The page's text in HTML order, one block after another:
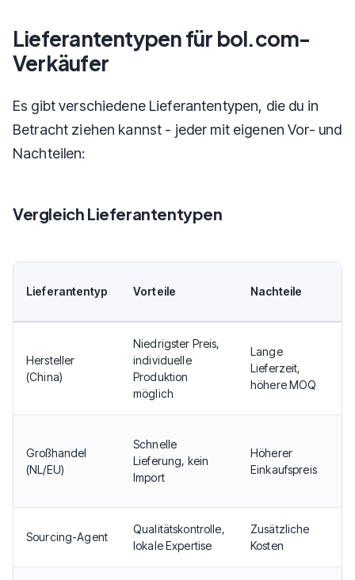
Lieferantentypen für bol.com-
Verkäufer
Es gibt verschiedene Lieferantentypen, die du in
Betracht ziehen kannst - jeder mit eigenen Vor- und
Nachteilen:
Vergleich Lieferantentypen
Lieferantentyp Vorteile Nachteile
Hersteller
(China)
Niedrigster Preis,
individuelle
Produktion
möglich
Lange
Lieferzeit,
höhere MOQ
Großhandel
(NL/EU)
Schnelle
Lieferung, kein
Import
Höherer
Einkaufspreis
Sourcing-Agent
Qualitätskontrolle,
lokale Expertise
Zusätzliche
Kosten